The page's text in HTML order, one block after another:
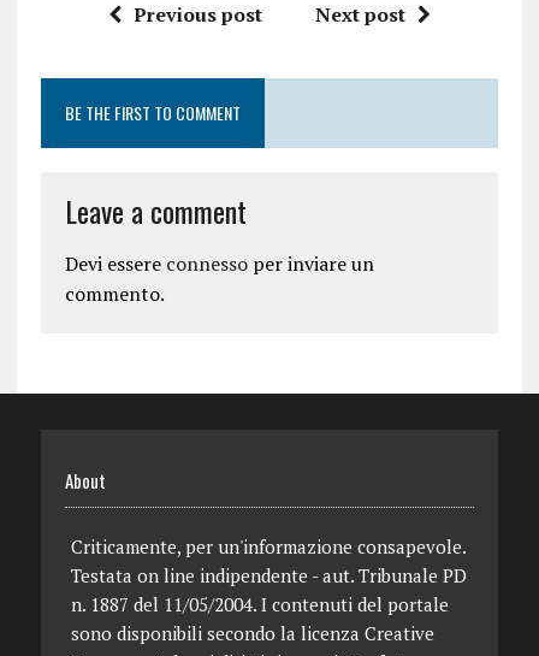
Previous post Next post
BE THE FIRST TO COMMENT
Leave a comment
Devi essere connessoper inviare un
commento.
About
Criticamente, per un'informazione consapevole.
Testata on line indipendente - aut. Tribunale PD
n. 1887 del 11/05/2004. I contenuti del portale
sono disponibili secondo la licenza Creative